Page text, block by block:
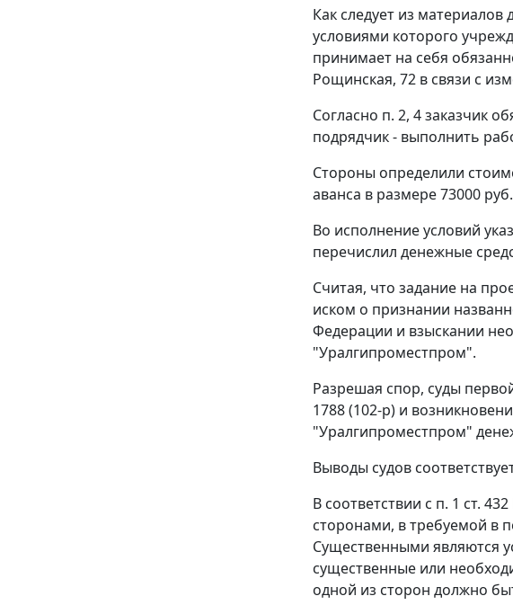
Как следует из материалов
условиями которого
принимает на себя
Рощинская, 72 в связи с
Согласно п. 2, 4 заказчик
подрядчик - выполнить
Стороны определили
аванса в размере 73000
Во исполнение условий
перечислил денежные
Считая, что задание на
иском о признании
Федерации и взыскании
"Уралгипроместпром".
Разрешая спор, суды
1788 (102-р) и
"Уралгипроместпром"
Выводы судов
В соответствии с п. 1 ст. 432
сторонами, в требуемой в
Существенными являются
существенные или
одной из сторон должно